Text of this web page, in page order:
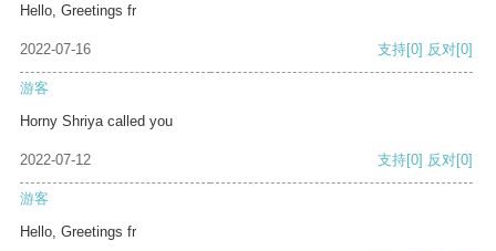
Hello, Greetings fr
2022-07-16 支持[0] 反对[0]
游客
Horny Shriya called you
2022-07-12 支持[0] 反对[0]
游客
Hello, Greetings fr